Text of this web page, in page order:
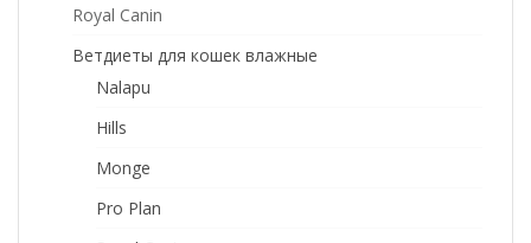
Royal Canin
Ветдиеты для кошек влажные
Nalapu
Hills
Monge
Pro Plan